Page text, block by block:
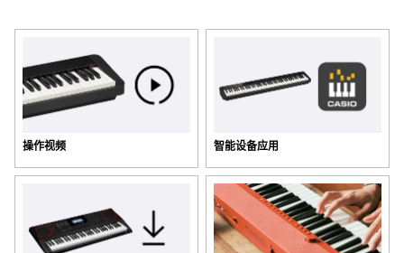
操作视频 智能设备应用